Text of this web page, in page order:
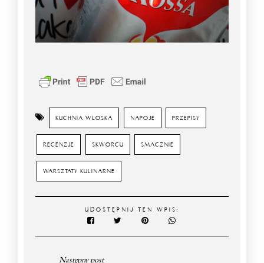
KUCHNIA WŁOSKA NAPOJE PRZEPISY
RECENZJE SKWORCU SMACZNIE
WARSZTATY KULINARNE
UDOSTĘPNIJ TEN WPIS:
Następny post